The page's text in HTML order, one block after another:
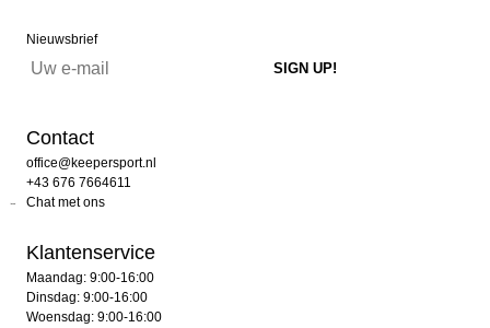
Nieuwsbrief
Contact
office@keepersport.nl
+43 676 7664611
Chat met ons
Klantenservice
Maandag: 9:00-16:00
Dinsdag: 9:00-16:00
Woensdag: 9:00-16:00